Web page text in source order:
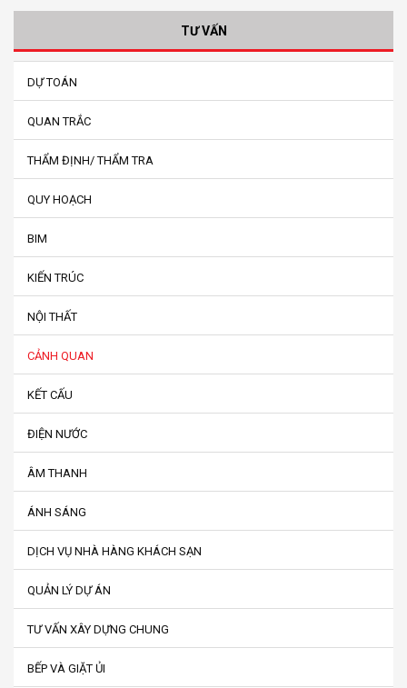
TƯ VẤN
DỰ TOÁN
QUAN TRẮC
THẨM ĐỊNH/ THẨM TRA
QUY HOẠCH
BIM
KIẾN TRÚC
NỘI THẤT
CẢNH QUAN
KẾT CẤU
ĐIỆN NƯỚC
ÂM THANH
ÁNH SÁNG
DỊCH VỤ NHÀ HÀNG KHÁCH SẠN
QUẢN LÝ DỰ ÁN
TƯ VẤN XÂY DỰNG CHUNG
BẾP VÀ GIẶT ỦI